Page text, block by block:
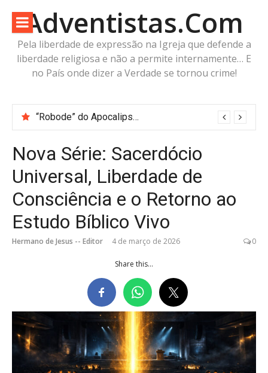
para
conteúdo
Adventistas.Com
Pela liberdade de expressão na Igreja que defende a
liberdade religiosa e não a permite internamente… E
no País onde dizer a Verdade se tornou crime!
“Robode” do Apocalipse? A imagem já existe. O corpo está pronto. Falta apenas o fôlego.
Nova Série: Sacerdócio
Universal, Liberdade de
Consciência e o Retorno ao
Estudo Bíblico Vivo
Hermano de Jesus -- Editor 4 de março de 2026 0
Share this...